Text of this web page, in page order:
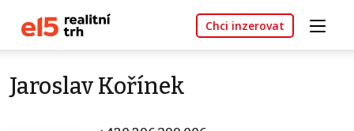
Chci inzerovat
Jaroslav Kořínek